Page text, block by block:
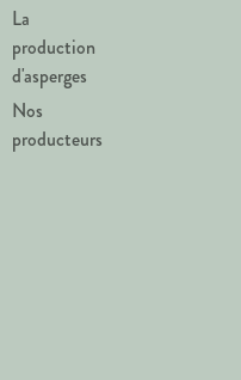
La
production
d'asperges
Nos
producteurs